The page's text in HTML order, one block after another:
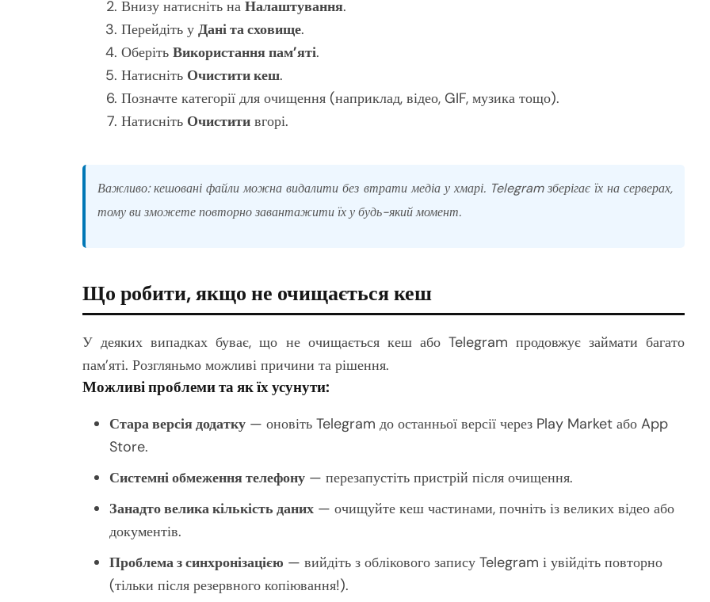
Внизу натисніть на Налаштування.
Перейдіть у Дані та сховище.
Оберіть Використання пам’яті.
Натисніть Очистити кеш.
Позначте категорії для очищення (наприклад, відео, GIF, музика тощо).
Натисніть Очистити вгорі.
Важливо: кешовані файли можна видалити без втрати медіа у хмарі. Telegram зберігає їх на серверах,
тому ви зможете повторно завантажити їх у будь-який момент.
Що робити, якщо не очищається кеш
У деяких випадках буває, що не очищається кеш або Telegram продовжує займати багато
пам’яті. Розгляньмо можливі причини та рішення.
Можливі проблеми та як їх усунути:
Стара версія додатку — оновіть Telegram до останньої версії через Play Market або App
Store.
Системні обмеження телефону — перезапустіть пристрій після очищення.
Занадто велика кількість даних — очищуйте кеш частинами, почніть із великих відео або
документів.
Проблема з синхронізацією — вийдіть з облікового запису Telegram і увійдіть повторно
(тільки після резервного копіювання!).